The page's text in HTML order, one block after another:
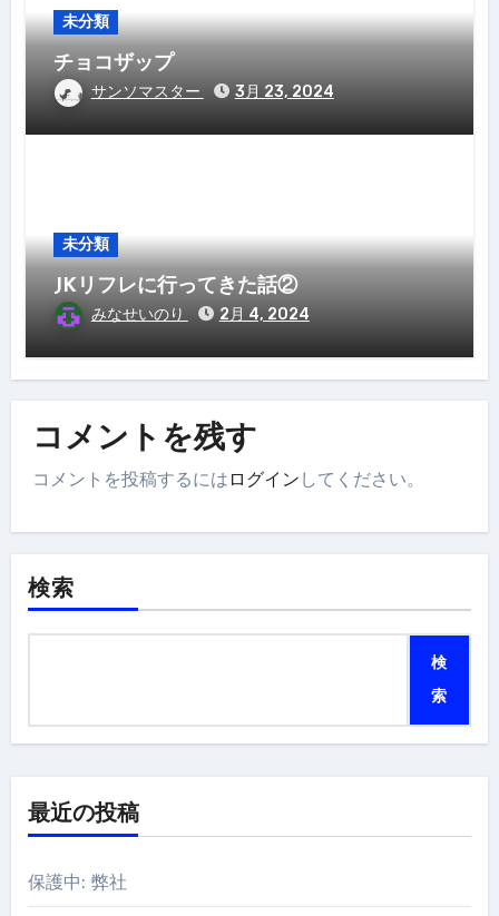
未分類
チョコザップ
サンソマスター 3月 23, 2024
未分類
JKリフレに行ってきた話②
みなせいのり 2月 4, 2024
コメントを残す
コメントを投稿するには ログイン してください。
検索
検
索
最近の投稿
保護中: 弊社